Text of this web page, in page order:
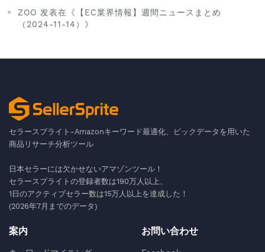
ZOO 发表在《【EC業界情報】週間ニュースまとめ
（2024-11-14）》
セラースプライト-Amazonキーワード最適化、ビックデータを用いた
商品リサーチ分析ツール
日本セラーには欠かせないアマゾンツール！
セラースプライトの登録者数は190万人以上、
1日のアクティブセラー数は15万人以上を達成した！
(2026年7月までのデータ)
案内 お問い合わせ